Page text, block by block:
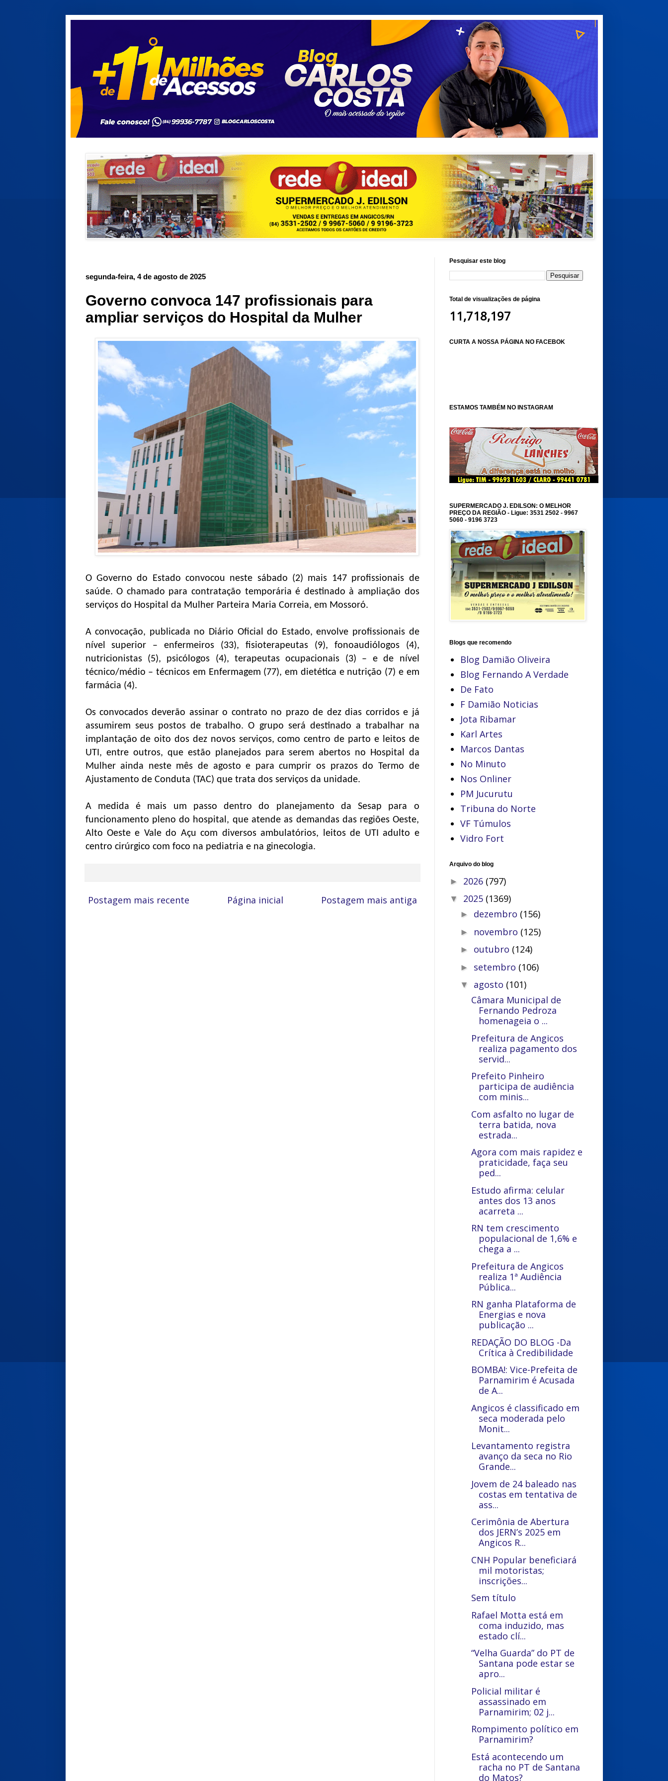
segunda-feira, 4 de agosto de 2025
Governo convoca 147 profissionais para
ampliar serviços do Hospital da Mulher
O Governo do Estado convocou neste sábado (2) mais 147 profissionais de
saúde. O chamado para contratação temporária é destinado à ampliação dos
serviços do Hospital da Mulher Parteira Maria Correia, em Mossoró.
A convocação, publicada no Diário Oficial do Estado, envolve profissionais de
nível superior – enfermeiros (33), fisioterapeutas (9), fonoaudiólogos (4),
nutricionistas (5), psicólogos (4), terapeutas ocupacionais (3) – e de nível
técnico/médio – técnicos em Enfermagem (77), em dietética e nutrição (7) e em
farmácia (4).
Os convocados deverão assinar o contrato no prazo de dez dias corridos e já
assumirem seus postos de trabalho. O grupo será destinado a trabalhar na
implantação de oito dos dez novos serviços, como centro de parto e leitos de
UTI, entre outros, que estão planejados para serem abertos no Hospital da
Mulher ainda neste mês de agosto e para cumprir os prazos do Termo de
Ajustamento de Conduta (TAC) que trata dos serviços da unidade.
A medida é mais um passo dentro do planejamento da Sesap para o
funcionamento pleno do hospital, que atende as demandas das regiões Oeste,
Alto Oeste e Vale do Açu com diversos ambulatórios, leitos de UTI adulto e
centro cirúrgico com foco na pediatria e na ginecologia.
Postagem mais recente Postagem mais antiga
Página inicial
Pesquisar este blog
Total de visualizações de página
11,718,197
CURTA A NOSSA PÁGINA NO FACEBOK
ESTAMOS TAMBÉM NO INSTAGRAM
SUPERMERCADO J. EDILSON: O MELHOR
PREÇO DA REGIÃO - Ligue: 3531 2502 - 9967
5060 - 9196 3723
Blogs que recomendo
Blog Damião Oliveira
Blog Fernando A Verdade
De Fato
F Damião Noticias
Jota Ribamar
Karl Artes
Marcos Dantas
No Minuto
Nos Onliner
PM Jucurutu
Tribuna do Norte
VF Túmulos
Vidro Fort
Arquivo do blog
► 2026 (797)
▼ 2025 (1369)
► dezembro (156)
► novembro (125)
► outubro (124)
► setembro (106)
▼ agosto (101)
Câmara Municipal de
Fernando Pedroza
homenageia o ...
Prefeitura de Angicos
realiza pagamento dos
servid...
Prefeito Pinheiro
participa de audiência
com minis...
Com asfalto no lugar de
terra batida, nova
estrada...
Agora com mais rapidez e
praticidade, faça seu
ped...
Estudo afirma: celular
antes dos 13 anos
acarreta ...
RN tem crescimento
populacional de 1,6% e
chega a ...
Prefeitura de Angicos
realiza 1ª Audiência
Pública...
RN ganha Plataforma de
Energias e nova
publicação ...
REDAÇÃO DO BLOG -Da
Crítica à Credibilidade
BOMBA!: Vice-Prefeita de
Parnamirim é Acusada
de A...
Angicos é classificado em
seca moderada pelo
Monit...
Levantamento registra
avanço da seca no Rio
Grande...
Jovem de 24 baleado nas
costas em tentativa de
ass...
Cerimônia de Abertura
dos JERN’s 2025 em
Angicos R...
CNH Popular beneficiará
mil motoristas;
inscrições...
Sem título
Rafael Motta está em
coma induzido, mas
estado clí...
“Velha Guarda” do PT de
Santana pode estar se
apro...
Policial militar é
assassinado em
Parnamirim; 02 j...
Rompimento político em
Parnamirim?
Está acontecendo um
racha no PT de Santana
do Matos?